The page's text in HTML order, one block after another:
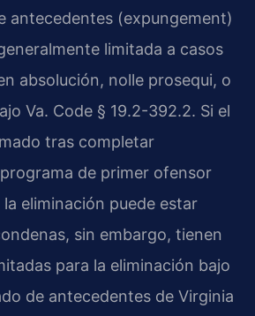
antecedentes (expungement)
limitada a casos
absolución, nolle prosequi, o
Va. Code § 19.2-392.2. Si el
tras completar
de primer ofensor
la eliminación puede estar
sin embargo, tienen
para la eliminación bajo
de antecedentes de Virginia